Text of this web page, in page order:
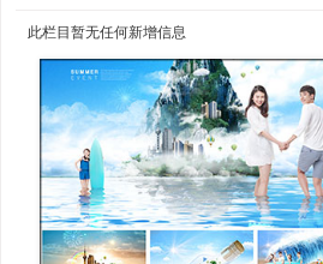
此栏目暂无任何新增信息